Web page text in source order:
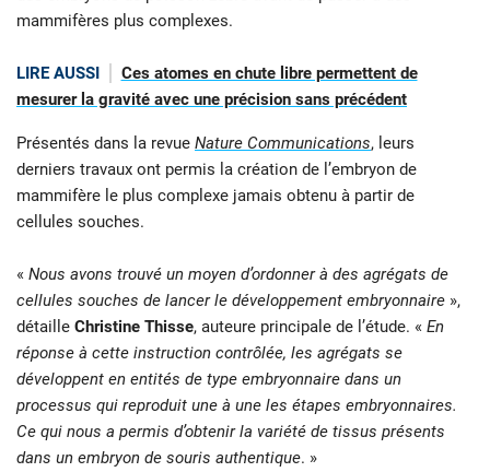
mammifères plus complexes.
LIRE AUSSI
Ces atomes en chute libre permettent de
mesurer la gravité avec une précision sans précédent
Présentés dans la revue Nature Communications, leurs
derniers travaux ont permis la création de l’embryon de
mammifère le plus complexe jamais obtenu à partir de
cellules souches.
« Nous avons trouvé un moyen d’ordonner à des agrégats de
cellules souches de lancer le développement embryonnaire »,
détaille Christine Thisse, auteure principale de l’étude. « En
réponse à cette instruction contrôlée, les agrégats se
développent en entités de type embryonnaire dans un
processus qui reproduit une à une les étapes embryonnaires.
Ce qui nous a permis d’obtenir la variété de tissus présents
dans un embryon de souris authentique. »